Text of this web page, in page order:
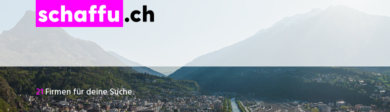
21Firmen für deine Suche.